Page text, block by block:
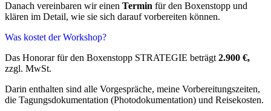
Danach vereinbaren wir einen Termin für den Boxenstopp und
klären im Detail, wie sie sich darauf vorbereiten können.
Was kostet der Workshop?
Das Honorar für den Boxenstopp STRATEGIE beträgt 2.900 €,
zzgl. MwSt.
Darin enthalten sind alle Vorgespräche, meine Vorbereitungszeiten,
die Tagungsdokumentation (Photodokumentation) und Reisekosten.